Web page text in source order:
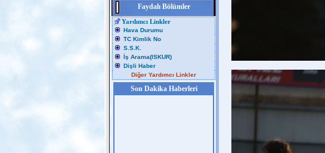
Faydalı Bölümler
Yardımcı Linkler
Hava Durumu
TC Kimlik No
S.S.K.
İş Arama(ISKUR)
Dişli Haber
Diğer Yardımcı Linkler
Son Dakika Haberleri